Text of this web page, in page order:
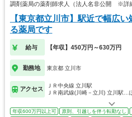
調剤薬局の薬剤師求人（法人名非公開 ※詳
【東京都立川市】駅近で幅広
る薬局です
給与 【年収】450万円～630万円
勤務地 東京都 立川市
アクセス
ＪＲ中央線 立川駅
ＪＲ南武線(川崎－立川) 立川駅…
年収600万円以上可 原則、引越しを伴う転勤なし